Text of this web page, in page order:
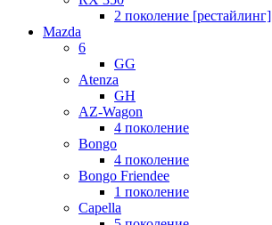
2 поколение [рестайлинг]
Mazda
6
GG
Atenza
GH
AZ-Wagon
4 поколение
Bongo
4 поколение
Bongo Friendee
1 поколение
Capella